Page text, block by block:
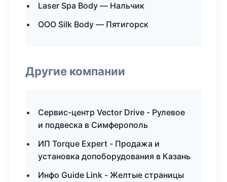
Laser Spa Body — Нальчик
ООО Silk Body — Пятигорск
Другие компании
Сервис-центр Vector Drive - Рулевое
и подвеска в Симферополь
ИП Torque Expert - Продажа и
установка допоборудования в Казань
Инфо Guide Link - Желтые страницы